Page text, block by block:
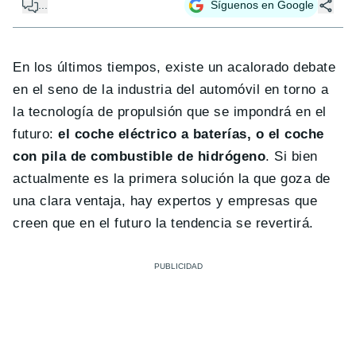
... Síguenos en Google
En los últimos tiempos, existe un acalorado debate
en el seno de la industria del automóvil en torno a
la tecnología de propulsión que se impondrá en el
futuro:el coche eléctrico a baterías, o el coche
con pila de combustible de hidrógeno. Si bien
actualmente es la primera solución la que goza de
una clara ventaja, hay expertos y empresas que
creen que en el futuro la tendencia se revertirá.